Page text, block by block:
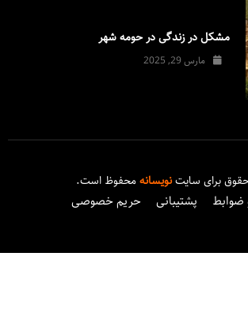
مشکل در زندگی در حومه شهر
مارس 29, 2025
برای سایتنویسانهمحفوظ است.
ضوابط پشتیبانی حریم خصوصی